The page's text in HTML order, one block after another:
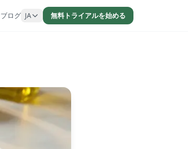
ブログ JA 無料トライアルを始める